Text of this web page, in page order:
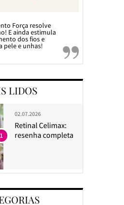
Força resolve
E ainda estimula
dos fios e
pele e unhas!
LIDOS
02.07.2026
Retinal Celimax:
resenha completa
1